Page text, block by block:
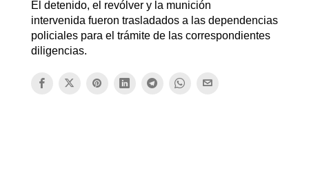
El detenido, el revólver y la munición
intervenida fueron trasladados a las dependencias
policiales para el trámite de las correspondientes
diligencias.